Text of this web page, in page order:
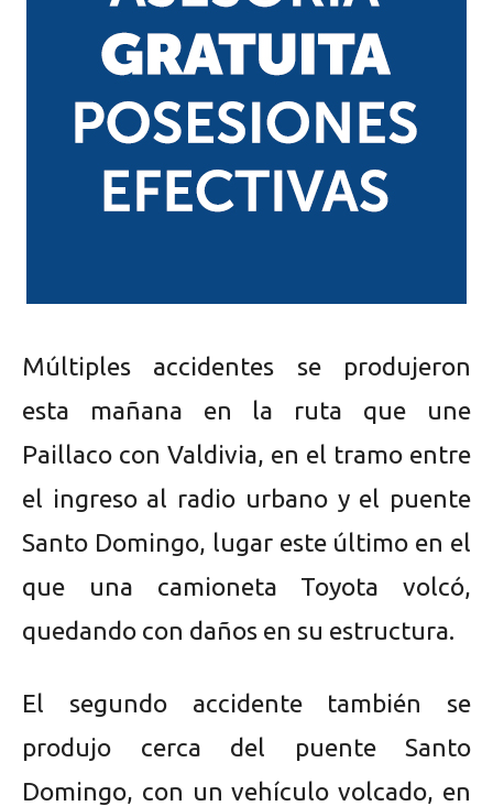
Múltiples accidentes se produjeron
esta mañana en la ruta que une
Paillaco con Valdivia, en el tramo entre
el ingreso al radio urbano y el puente
Santo Domingo, lugar este último en el
que una camioneta Toyota volcó,
quedando con daños en su estructura.
El segundo accidente también se
produjo cerca del puente Santo
Domingo, con un vehículo volcado, en